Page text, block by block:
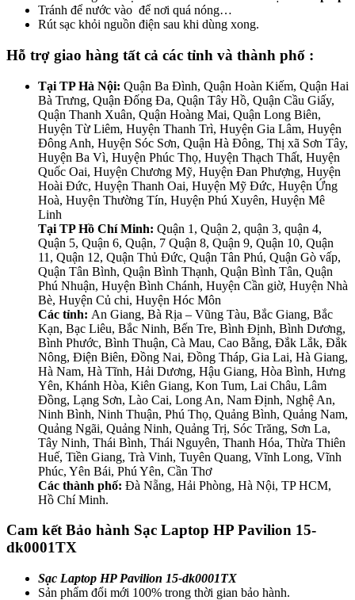
Tránh để nước vào để nơi quá nóng…
Rút sạc khỏi nguồn điện sau khi dùng xong.
Hỗ trợ giao hàng tất cả các tỉnh và thành phố :
Tại TP Hà Nội: Quận Ba Đình, Quận Hoàn Kiếm, Quận Hai
Bà Trưng, Quận Đống Đa, Quận Tây Hồ, Quận Cầu Giấy,
Quận Thanh Xuân, Quận Hoàng Mai, Quận Long Biên,
Huyện Từ Liêm, Huyện Thanh Trì, Huyện Gia Lâm, Huyện
Đông Anh, Huyện Sóc Sơn, Quận Hà Đông, Thị xã Sơn Tây,
Huyện Ba Vì, Huyện Phúc Thọ, Huyện Thạch Thất, Huyện
Quốc Oai, Huyện Chương Mỹ, Huyện Đan Phượng, Huyện
Hoài Đức, Huyện Thanh Oai, Huyện Mỹ Đức, Huyện Ứng
Hoà, Huyện Thường Tín, Huyện Phú Xuyên, Huyện Mê
Linh
Tại TP Hồ Chí Minh: Quận 1, Quận 2, quận 3, quận 4,
Quận 5, Quận 6, Quận, 7 Quận 8, Quận 9, Quận 10, Quận
11, Quận 12, Quận Thủ Đức, Quận Tân Phú, Quận Gò vấp,
Quận Tân Bình, Quận Bình Thạnh, Quận Bình Tân, Quận
Phú Nhuận, Huyện Bình Chánh, Huyện Cần giờ, Huyện Nhà
Bè, Huyện Củ chi, Huyện Hóc Môn
Các tỉnh: An Giang, Bà Rịa – Vũng Tàu, Bắc Giang, Bắc
Kạn, Bạc Liêu, Bắc Ninh, Bến Tre, Bình Định, Bình Dương,
Bình Phước, Bình Thuận, Cà Mau, Cao Bằng, Đắk Lắk, Đắk
Nông, Điện Biên, Đồng Nai, Đồng Tháp, Gia Lai, Hà Giang,
Hà Nam, Hà Tĩnh, Hải Dương, Hậu Giang, Hòa Bình, Hưng
Yên, Khánh Hòa, Kiên Giang, Kon Tum, Lai Châu, Lâm
Đồng, Lạng Sơn, Lào Cai, Long An, Nam Định, Nghệ An,
Ninh Bình, Ninh Thuận, Phú Thọ, Quảng Bình, Quảng Nam,
Quảng Ngãi, Quảng Ninh, Quảng Trị, Sóc Trăng, Sơn La,
Tây Ninh, Thái Bình, Thái Nguyên, Thanh Hóa, Thừa Thiên
Huế, Tiền Giang, Trà Vinh, Tuyên Quang, Vĩnh Long, Vĩnh
Phúc, Yên Bái, Phú Yên, Cần Thơ
Các thành phố: Đà Nẵng, Hải Phòng, Hà Nội, TP HCM,
Hồ Chí Minh.
Cam kết Bảo hành Sạc Laptop HP Pavilion 15-
dk0001TX
Sạc Laptop HP Pavilion 15-dk0001TX
Sản phẩm đổi mới 100% trong thời gian bảo hành.